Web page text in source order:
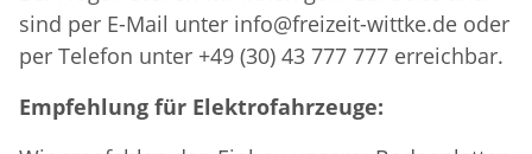
sind per E-Mail unter info@freizeit-wittke.de oder
per Telefon unter +49 (30) 43 777 777 erreichbar.
Empfehlung für Elektrofahrzeuge: